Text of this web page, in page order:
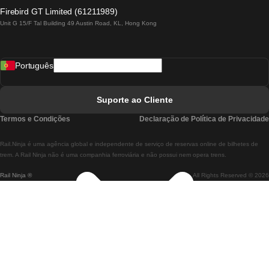
Comboios De Lisboa A Madrid
Comboios De Lisboa A Braga
Comboios De Braga A Lisboa
Firebird GT Limited (61211989)
Unit G 15/F Tal Building 49 Austin Road, KL, Hong Kong
Rail Ninja ® All Rights Reserved © 2026
Rail.Ninja é uma agência global e independente de serviço de reservas online de bilhetes de
trem. A Rail Ninja não é uma companhia ferroviária e não possui nem opera trens.
Português
Suporte ao Cliente
Termos e Condições Declaração de Política de Privacidade